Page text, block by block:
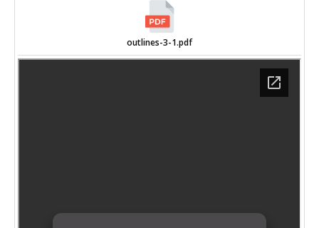
outlines-3-1.pdf